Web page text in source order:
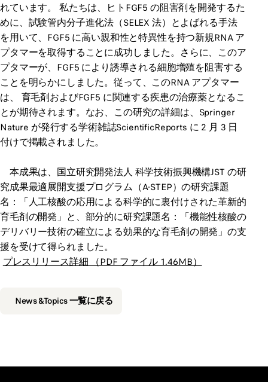
れています。 私たちは、ヒトFGF5 の阻害剤を開発するた
めに、試験管内分子進化法（SELEX 法）とよばれる手法
を用いて、FGF5 に高い親和性と特異性を持つ新規RNA ア
プタマーを取得することに成功しました。さらに、このア
プタマーが、FGF5 により誘導される細胞増殖を阻害する
ことを明らかにしました。従って、このRNA アプタマー
は、 育毛剤およびFGF5 に関連する疾患の治療薬となるこ
とが期待されます。なお、この研究の詳細は、Springer
Nature が発行する学術雑誌ScientificReports に 2 月 3 日
付けで掲載されました。
本成果は、国立研究開発法人 科学技術振興機構JST の研
究成果最適展開支援プログラム（A-STEP）の研究課題
名：「人工核酸の応用による科学的に裏付けされた革新的
育毛剤の開発」と、部分的に研究課題名：「機能性核酸の
デリバリー技術の確立による効果的な育毛剤の開発」の支
援を受けて得られました。
プレスリリース詳細 （PDF ファイル 1.46MB）
News &Topics 一覧に戻る